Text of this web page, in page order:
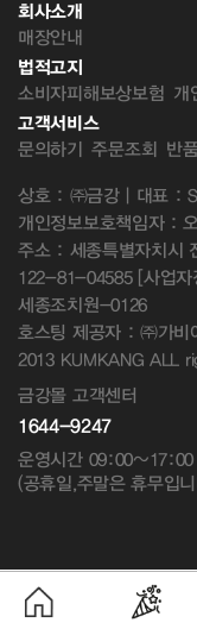
회사소개
매장안내
법적고지
소비자피해보상보험 개
고객서비스
문의하기 주문조회 반
상호 : ㈜금강 | 대표 :
개인정보보호책임자 :
주소 : 세종특별자치시
122-81-04585 [사업자
세종조치원-0126
호스팅 제공자 : ㈜가비
2013 KUMKANG ALL
금강몰 고객센터
1644-9247
운영시간
(공휴일,주말은 휴무입